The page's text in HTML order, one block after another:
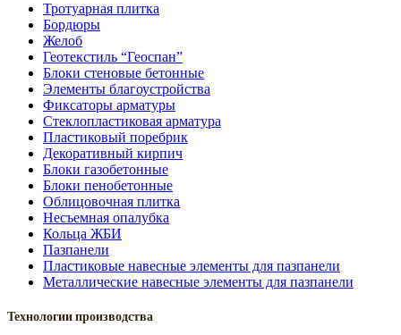
Тротуарная плитка
Бордюры
Желоб
Геотекстиль “Геоспан”
Блоки стеновые бетонные
Элементы благоустройства
Фиксаторы арматуры
Стеклопластиковая арматура
Пластиковый поребрик
Декоративный кирпич
Блоки газобетонные
Блоки пенобетонные
Облицовочная плитка
Несъемная опалубка
Кольца ЖБИ
Пазпанели
Пластиковые навесные элементы для пазпанели
Металлические навесные элементы для пазпанели
Технологии производства